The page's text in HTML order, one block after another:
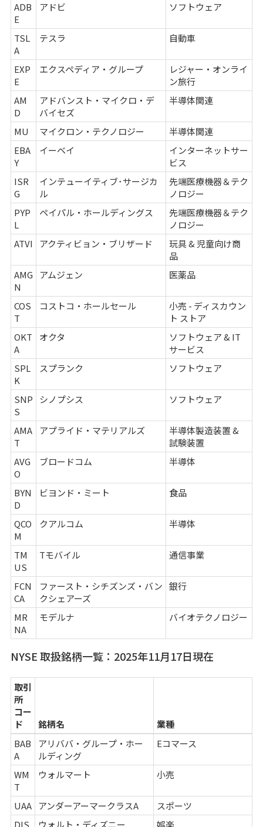
ADB
E
アドビ ソフトウェア
TSL
A
テスラ 自動車
EXP
E
エクスペディア・グループ
レジャー・オンライ
ン旅行
AM
D
アドバンスト・マイクロ・デ
バイセズ
半導体関連
MU マイクロン・テクノロジー
半導体関連
EBA
Y
イーベイ
インターネットサー
ビス
ISR
G
インテューイティブ･サージカ
ル
先端医療機器＆テク
ノロジー
PYP
L
ペイパル・ホールディングス
先端医療機器＆テク
ノロジー
ATVI
アクティビョン・ブリザード
玩具 & 児童向け商
品
AMG
N
アムジェン 医薬品
COS
T
コストコ・ホールセール
小売 - ディスカウン
ト ストア
OKT
A
オクタ
ソフトウェア & IT
サービス
SPL
K
スプランク ソフトウェア
SNP
S
シノプシス ソフトウェア
AMA
T
アプライド・マテリアルズ
半導体製造装置 &
試験装置
AVG
O
ブロードコム 半導体
BYN
D
ビヨンド・ミート 食品
QCO
M
クアルコム 半導体
TM
US
Tモバイル 通信事業
FCN
CA
ファースト・シチズンズ・バン
クシェアーズ
銀行
MR
NA
モデルナ バイオテクノロジー
NYSE 取扱銘柄一覧：2025年11月17日現在
取引
所
コー
ド
銘柄名
業種
BAB
A
アリババ・グループ・ホー
ルディング
Eコマース
WM
T
ウォルマート 小売
UAA アンダーアーマークラスA
スポーツ
DIS
ウォルト・ディズニー 娯楽